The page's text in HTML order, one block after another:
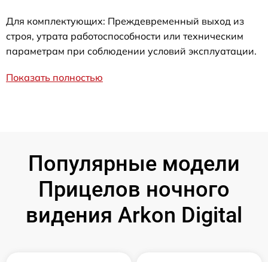
Для комплектующих: Преждевременный выход из
строя, утрата работоспособности или техническим
параметрам при соблюдении условий эксплуатации.
Показать полностью
Популярные модели
Прицелов ночного
видения Arkon Digital